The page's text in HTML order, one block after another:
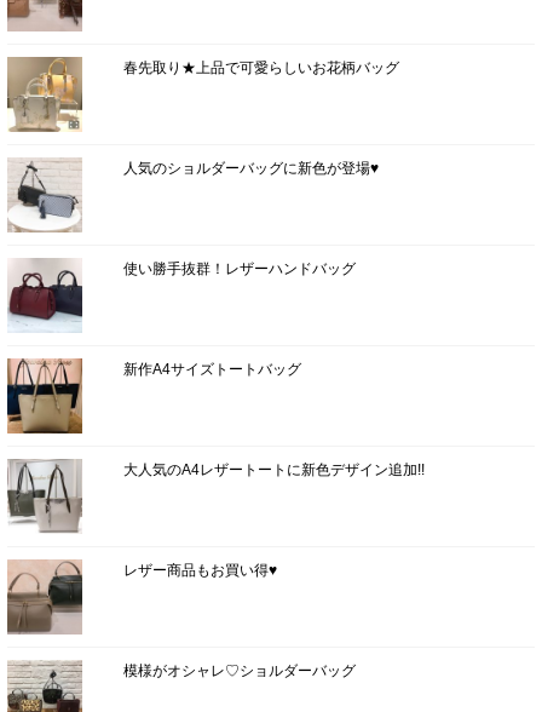
春先取り★上品で可愛らしいお花柄バッグ
人気のショルダーバッグに新色が登場♥
使い勝手抜群！レザーハンドバッグ
新作A4サイズトートバッグ
大人気のA4レザートートに新色デザイン追加!!
レザー商品もお買い得♥
模様がオシャレ♡ショルダーバッグ